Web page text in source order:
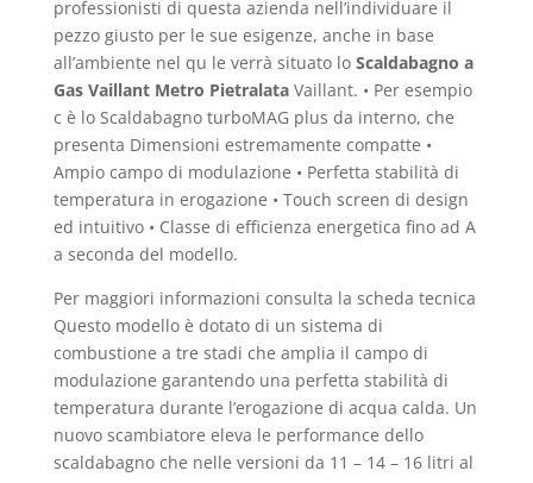
professionisti di questa azienda nell’individuare il
pezzo giusto per le sue esigenze, anche in base
all’ambiente nel qu le verrà situato lo Scaldabagno a
Gas Vaillant Metro PietralataVaillant. • Per esempio
c è lo Scaldabagno turboMAG plus da interno, che
presenta Dimensioni estremamente compatte •
Ampio campo di modulazione • Perfetta stabilità di
temperatura in erogazione • Touch screen di design
ed intuitivo • Classe di efficienza energetica fino ad A
a seconda del modello.
Per maggiori informazioni consulta la scheda tecnica
Questo modello è dotato di un sistema di
combustione a tre stadi che amplia il campo di
modulazione garantendo una perfetta stabilità di
temperatura durante l’erogazione di acqua calda. Un
nuovo scambiatore eleva le performance dello
scaldabagno che nelle versioni da 11 – 14 – 16 litri al